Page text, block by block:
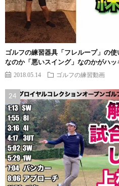
ゴルフの練習器具「フレループ」の使
なのか「悪いスイング」なのかがハッ
2018.05.14 ゴルフの練習動画